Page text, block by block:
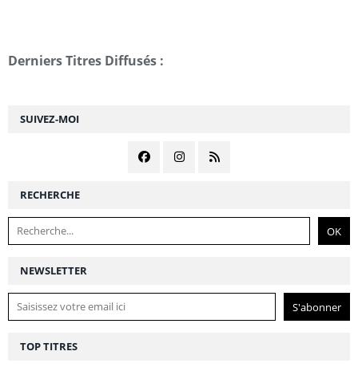
NEWSLETTER
SUIVEZ-MOI
RECHERCHE
Derniers Titres Diffusés :
TOP TITRES